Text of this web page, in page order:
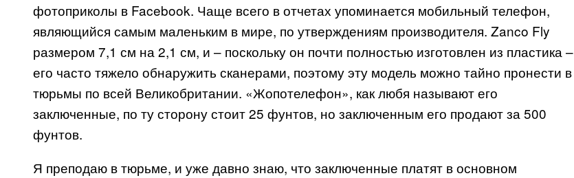
фотоприколы в Facebook. Чаще всего в отчетах упоминается мобильный телефон,
являющийся самым маленьким в мире, по утверждениям производителя. Zanco Fly
размером 7,1 см на 2,1 см, и – поскольку он почти полностью изготовлен из пластика –
его часто тяжело обнаружить сканерами, поэтому эту модель можно тайно пронести в
тюрьмы по всей Великобритании. «Жопотелефон», как любя называют его
заключенные, по ту сторону стоит 25 фунтов, но заключенным его продают за 500
фунтов.
Я преподаю в тюрьме, и уже давно знаю, что заключенные платят в основном